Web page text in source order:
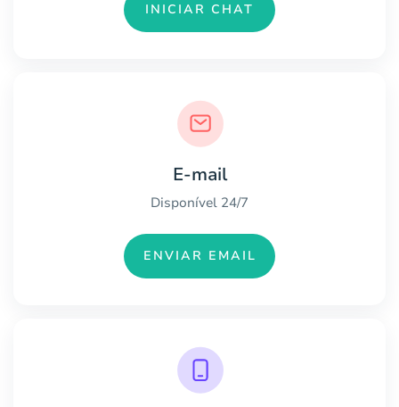
INICIAR CHAT
E-mail
Disponível 24/7
ENVIAR EMAIL